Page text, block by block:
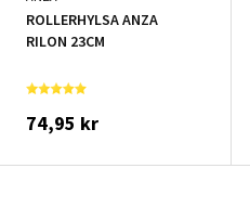
ROLLERHYLSA ANZA
RILON 23CM
74,95 kr